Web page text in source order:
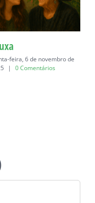
feira, 6 de novembro de
| 0 Comentários